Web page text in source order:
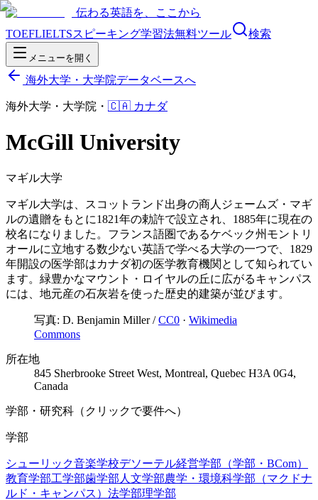
伝わる英語を、ここから
TOEFLIELTSスピーキング学習法無料ツール 検索
メニューを開く
海外大学・大学院データベースへ
海外大学・大学院 ・ 🇨🇦 カナダ
McGill University
マギル大学
マギル大学は、スコットランド出身の商人ジェームズ・マギ
ルの遺贈をもとに1821年の勅許で設立され、1885年に現在の
校名になりました。フランス語圏であるケベック州モントリ
オールに立地する数少ない英語で学べる大学の一つで、1829
年開設の医学部はカナダ初の医学教育機関として知られてい
ます。緑豊かなマウント・ロイヤルの丘に広がるキャンパス
には、地元産の石灰岩を使った歴史的建築が並びます。
写真: D. Benjamin Miller/CC0 · Wikimedia
Commons
所在地
845 Sherbrooke Street West, Montreal, Quebec H3A 0G4,
Canada
学部・研究科（クリックで要件へ）
学部
シューリック音楽学校デソーテル経営学部（学部・BCom）
教育学部工学部歯学部 人文学部農学・環境科学部（マクドナ
ルド・キャンパス） 法学部理学部